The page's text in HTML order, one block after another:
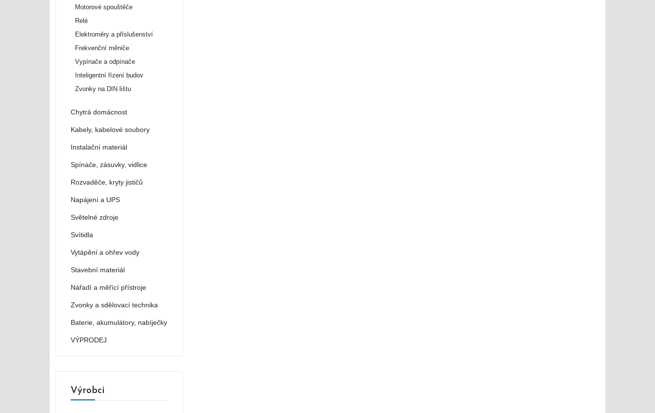
Motorové spouštěče
Relé
Elektroměry a příslušenství
Frekvenční měniče
Vypínače a odpínače
Inteligentní řízení budov
Zvonky na DIN lištu
Chytrá domácnost
Kabely, kabelové soubory
Instalační materiál
Spínače, zásuvky, vidlice
Rozvaděče, kryty jističů
Napájení a UPS
Světelné zdroje
Svítidla
Vytápění a ohřev vody
Stavební materiál
Nářadí a měřící přístroje
Zvonky a sdělovací technika
Baterie, akumulátory, nabíječky
VÝPRODEJ
Výrobci